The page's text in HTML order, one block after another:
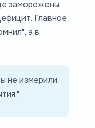
заморожены
Главное
а в
не измерили